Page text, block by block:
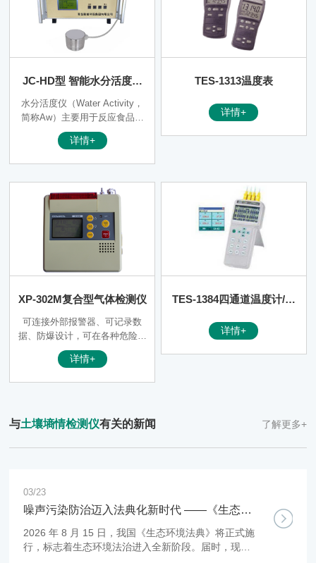
JC-HD型 智能水分活度测
量仪
水分活度仪（Water Activity，
简称Aw）主要用于反应食品平
衡状态下的有效水分、稳定性和
微生物繁殖的可能性，能引起食
受干燥程度的能力。通过测量食
品的水分活度，选择合理的包装
和储藏方法，可以减少防腐剂的
使用，判断食品、粮食、果蔬的
货架寿命。
详情+
TES-1313温度表
详情+
XP-302M复合型气体检测仪
可连接外部报警器、可记录数
据、防爆设计，可在各种危险场
所使用
详情+
TES-1384四通道温度计/记
详情+
与土壤墒情检测仪有关的新闻 了解更多+
03/23
噪声污染防治迈入法典化新时代 ——《生态环
境法典》下的监管与配套方案
2026 年 8 月 15 日，我国《生态环境法典》将正式施
行，标志着生态环境法治进入全新阶段。届时，现行